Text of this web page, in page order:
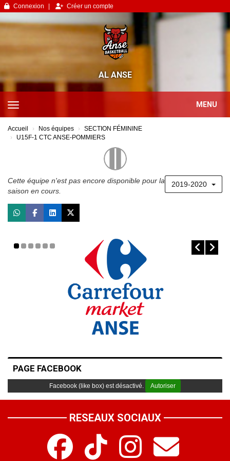
Connexion Créer un compte
AL ANSE
MENU
Accueil Nos équipes
SECTION FÉMININE
U15F-1 CTC ANSE-POMMIERS
2019-2020
Cette équipe n'est pas encore disponible pour la
saison en cours.
PAGE FACEBOOK
Facebook (like box) est désactivé. Autoriser
RESEAUX SOCIAUX
Panneau de gestion des cookies